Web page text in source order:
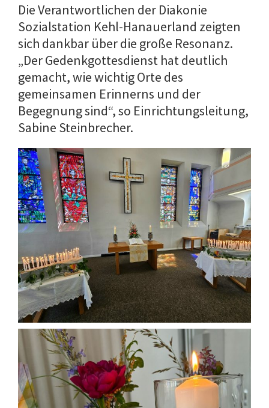
Die Verantwortlichen der Diakonie
Sozialstation Kehl-Hanauerland zeigten
sich dankbar über die große Resonanz.
„Der Gedenkgottesdienst hat deutlich
gemacht, wie wichtig Orte des
gemeinsamen Erinnerns und der
Begegnung sind“, so Einrichtungsleitung,
Sabine Steinbrecher.